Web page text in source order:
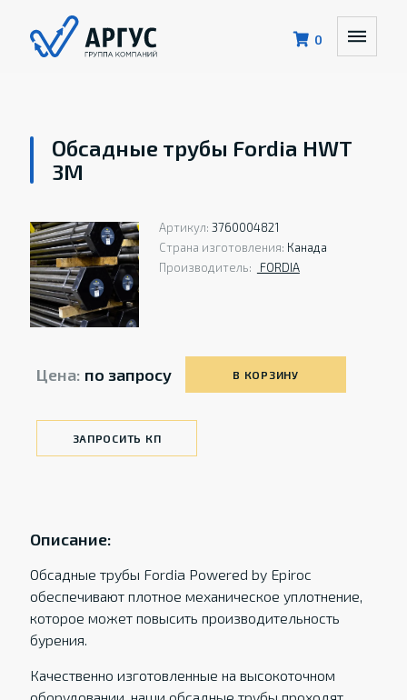
0
Обсадные трубы Fordia HWT
3M
Артикул: 3760004821
Страна изготовления: Канада
Производитель:
FORDIA
Цена: по запросу В КОРЗИНУ
ЗАПРОСИТЬ КП
Описание:
Обсадные трубы Fordia Powered by Epiroc
обеспечивают плотное механическое уплотнение,
которое может повысить производительность
бурения.
Качественно изготовленные на высокоточном